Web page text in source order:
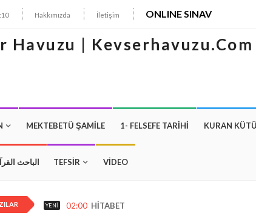
Hakkımızda İletişim ONLINE SINAV
MEKTEBETÜ ŞAMILE 1- FELSEFE TARİHİ KURAN
الباحث TEFSİR VİDEO
YENI 02:00 HİTABET